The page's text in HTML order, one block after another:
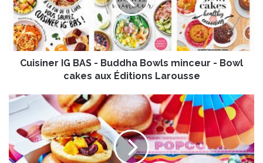
n
S
-
d
d
Cuisiner IG BAS - Buddha Bowls minceur - Bowl
cakes aux Éditions Larousse
B
e
n